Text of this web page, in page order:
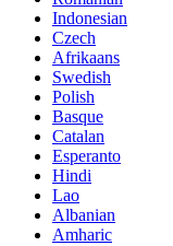
Indonesian
Czech
Afrikaans
Swedish
Polish
Basque
Catalan
Esperanto
Hindi
Lao
Albanian
Amharic